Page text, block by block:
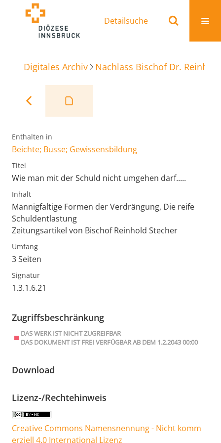
Detailsuche
Digitales Archiv Nachlass Bischof Dr.
Enthalten in
Beichte; Busse; Gewissensbildung
Titel
Wie man mit der Schuld nicht umgehen darf.....
Inhalt
Mannigfaltige Formen der Verdrängung, Die reife
Schuldentlastung
Zeitungsartikel von Bischof Reinhold Stecher
Umfang
3 Seiten
Signatur
1.3.1.6.21
Zugriffsbeschränkung
DAS WERK IST NICHT ZUGREIFBAR
DAS DOKUMENT IST FREI VERFÜGBAR AB DEM 1.2.2043 00:00
Download
Lizenz-/Rechtehinweis
Creative Commons Namensnennung - Nicht komm
erziell 4.0 International Lizenz